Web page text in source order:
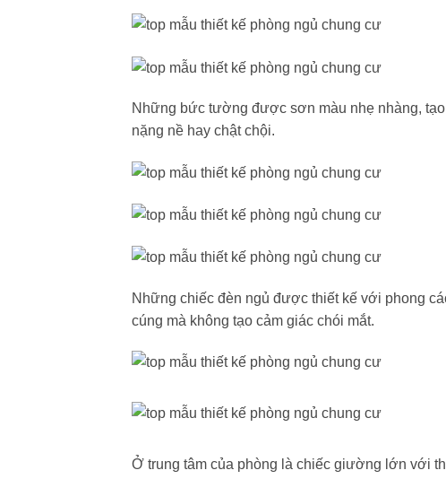
Những bức tường được sơn màu nhẹ nhàng,
nặng nề hay chật chội.
Những chiếc đèn ngủ được thiết kế với phong
cúng mà không tạo cảm giác chói mắt.
Ở trung tâm của phòng là chiếc giường lớn với